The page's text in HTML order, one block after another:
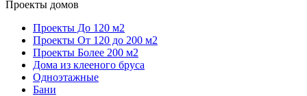
Проекты домов
Проекты До 120 м2
Проекты От 120 до 200 м2
Проекты Более 200 м2
Дома из клееного бруса
Одноэтажные
Бани